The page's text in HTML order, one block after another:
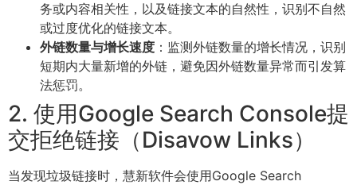
务或内容相关性，以及链接文本的自然性，识别不自然
或过度优化的链接文本。
外链数量与增长速度 ：监测外链数量的增长情况，识别
短期内大量新增的外链，避免因外链数量异常而引发算
法惩罚。
2. 使用Google Search Console提
交拒绝链接（Disavow Links）
当发现垃圾链接时，慧新软件会使用Google Search